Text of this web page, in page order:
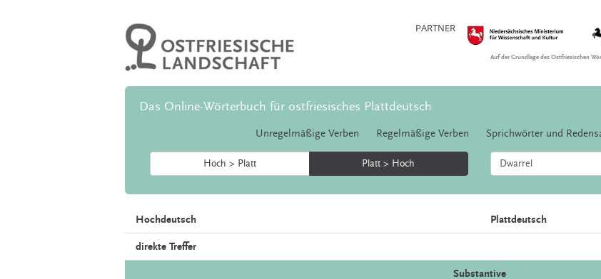
PARTNER
Auf der Grundlage des Ostfriesischen
Das Online-Wörterbuch für ostfriesisches Plattdeutsch
Unregelmäßige Verben Regelmäßige Verben Sprichwörter und
Hoch > Platt Platt > Hoch
Hochdeutsch Plattdeutsch
direkte Treffer
Substantive